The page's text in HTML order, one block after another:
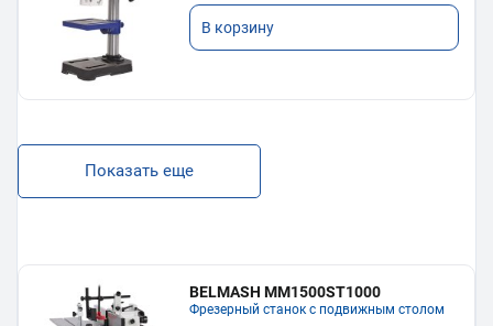
В корзину
Показать еще
BELMASH MM1500ST1000
Фрезерный станок с подвижным столом